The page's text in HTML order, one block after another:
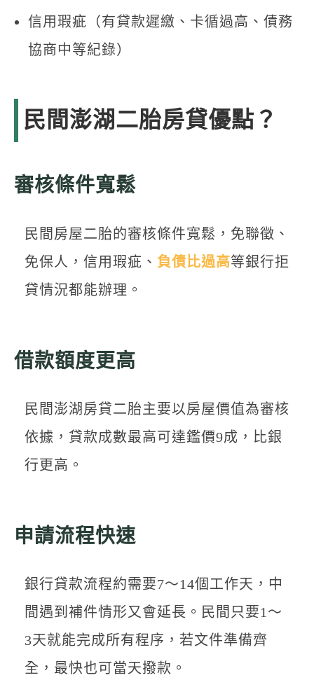
信用瑕疵（有貸款遲繳、卡循過高、債務
協商中等紀錄）
民間澎湖二胎房貸優點？
審核條件寬鬆
民間房屋二胎的審核條件寬鬆，免聯徵、
免保人，信用瑕疵、 負債比過高等銀行拒
貸情況都能辦理。
借款額度更高
民間澎湖房貸二胎主要以房屋價值為審核
依據，貸款成數最高可達鑑價9成，比銀
行更高。
申請流程快速
銀行貸款流程約需要7～14個工作天，中
間遇到補件情形又會延長。民間只要1～
3天就能完成所有程序，若文件準備齊
全，最快也可當天撥款。